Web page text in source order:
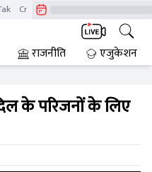
CrimeTak
राजनीति एजुकेशन
के परिजनों के लिए